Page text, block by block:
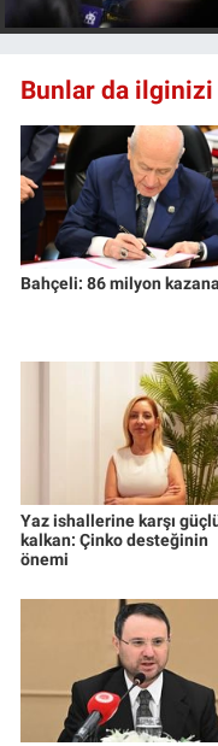
Bunlar da
Bahçeli: 86 milyon
Yaz ishallerine karşı
kalkan: Çinko desteğinin
önemi